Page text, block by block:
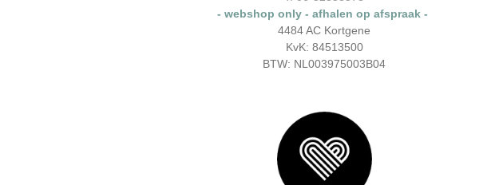
- webshop only - afhalen op afspraak -
4484 AC Kortgene
KvK: 84513500
BTW: NL003975003B04